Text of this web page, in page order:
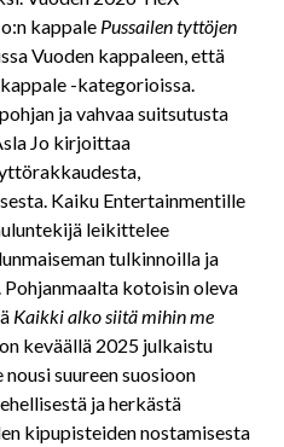
kappale Pussailen tyttöjen
Vuoden kappaleen, että
-kategorioissa.
ja vahvaa suitsutusta
Jo kirjoittaa
Kaiku Entertainmentille
leikittelee
tulkinnoilla ja
kotoisin oleva
Kaikki alko siitä mihin me
keväällä 2025 julkaistu
suureen suosioon
ja herkästä
kipupisteiden nostamisesta